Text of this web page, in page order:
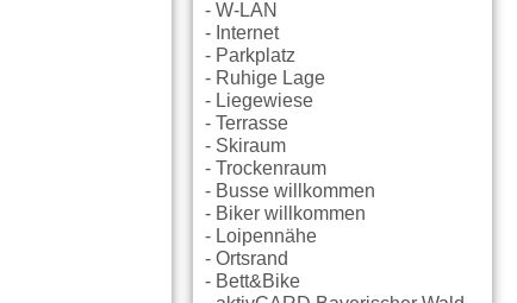
- W-LAN
- Internet
- Parkplatz
- Ruhige Lage
- Liegewiese
- Terrasse
- Skiraum
- Trockenraum
- Busse willkommen
- Biker willkommen
- Loipennähe
- Ortsrand
- Bett&Bike